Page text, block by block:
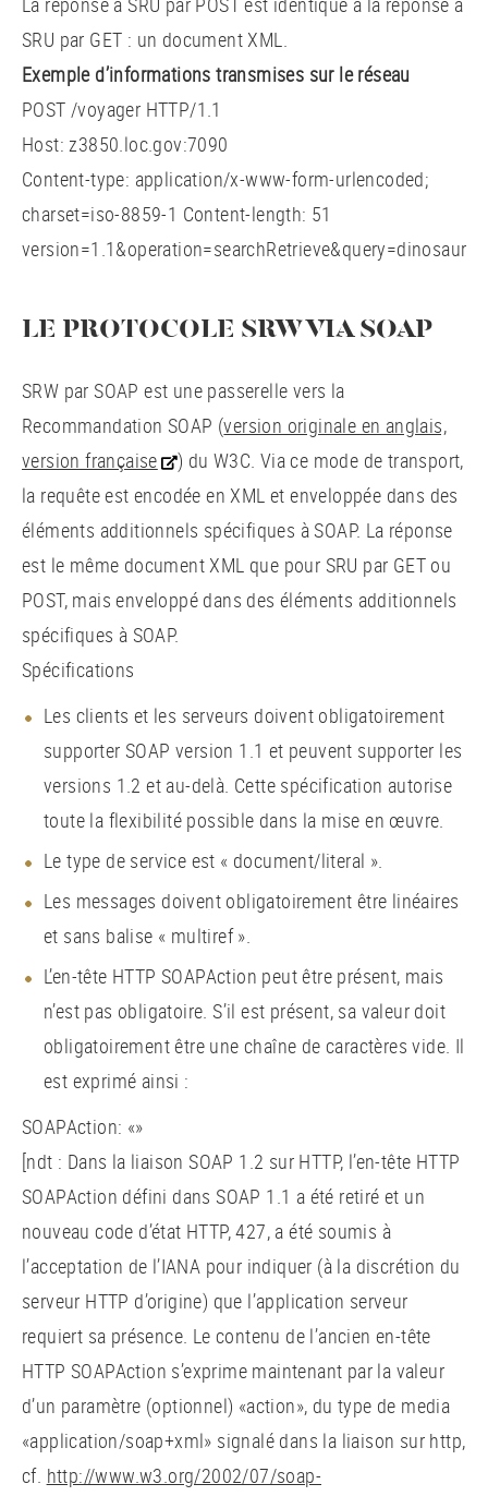
SRU par GET : un document XML.
Exemple d’informations transmises sur le réseau
POST /voyager HTTP/1.1
Host: z3850.loc.gov:7090
Content-type: application/x-www-form-urlencoded;
charset=iso-8859-1 Content-length: 51
version=1.1&operation=searchRetrieve&query=dinosaur
LE PROTOCOLE SRW VIA SOAP
SRW par SOAP est une passerelle vers la
Recommandation SOAP (version originale en anglais,
version française
) du W3C. Via ce mode de transport,
la requête est encodée en XML et enveloppée dans des
éléments additionnels spécifiques à SOAP. La réponse
est le même document XML que pour SRU par GET ou
POST, mais enveloppé dans des éléments additionnels
spécifiques à SOAP.
Spécifications
Les clients et les serveurs doivent obligatoirement
supporter SOAP version 1.1 et peuvent supporter les
versions 1.2 et au-delà. Cette spécification autorise
toute la flexibilité possible dans la mise en œuvre.
Le type de service est « document/literal ».
Les messages doivent obligatoirement être linéaires
et sans balise « multiref ».
L’en-tête HTTP SOAPAction peut être présent, mais
n’est pas obligatoire. S’il est présent, sa valeur doit
obligatoirement être une chaîne de caractères vide. Il
est exprimé ainsi :
SOAPAction: «»
[ndt : Dans la liaison SOAP 1.2 sur HTTP, l’en-tête HTTP
SOAPAction défini dans SOAP 1.1 a été retiré et un
nouveau code d’état HTTP, 427, a été soumis à
l’acceptation de l’IANA pour indiquer (à la discrétion du
serveur HTTP d’origine) que l’application serveur
requiert sa présence. Le contenu de l’ancien en-tête
HTTP SOAPAction s’exprime maintenant par la valeur
d’un paramètre (optionnel) «action», du type de media
«application/soap+xml» signalé dans la liaison sur http,
cf. http://www.w3.org/2002/07/soap-